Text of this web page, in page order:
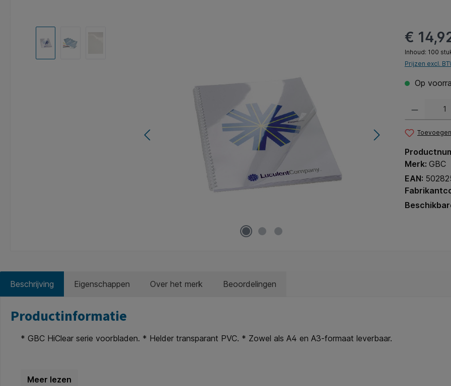
€
Inhoud: 100
Prijzen excl.
Op
Merk: GBC
EAN:
Beschrijving Eigenschappen Over het merk Beoordelingen
Productinformatie
* GBC HiClear serie voorbladen. * Helder transparant PVC. * Zowel als A4 en A3-formaat leverbaar.